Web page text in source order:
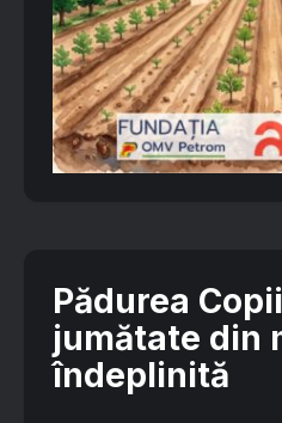
Pădurea
jumătate din
îndeplinită